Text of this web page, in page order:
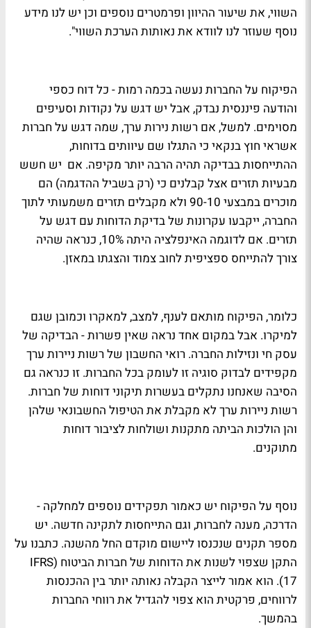
השווי, את שיעור ההיוון ופרמטרים נוספים וכן יש לנו מידע
נוסף שעוזר לנו לוודא את נאותות הערכת השווי".
הפיקוח על החברות נעשה בכמה רמות - כל דוח כספי
והודעה פיננסית נבדק, אבל יש דגש על נקודות וסעיפים
מסוימים. למשל, אם רשות נירות ערך, שמה דגש על חברות
אשראי חוץ בנקאי כי התגלו שם עיוותים בדוחות,
ההתייחסות בבדיקה תהיה הרבה יותר מקיפה. אם יש חשש
מבעיות תזרים אצל קבלנים כי (רק בשביל ההדגמה) הם
מוכרים במבצעי 90-10 ולא מקבלים תזרים משמעותי לתוך
החברה, ייקבעו עקרונות של בדיקת הדוחות עם דגש על
תזרים. אם לדוגמה האינפלציה היתה 10%, כנראה שהיה
צורך להתייחס ספציפית לחוב צמוד והצגתו במאזן.
כלומר, הפיקוח מותאם לענף, למצב, למאקרו וכמובן שגם
למיקרו. אבל במקום אחד נראה שאין פשרות - הבדיקה של
עסק חי ונזילות החברה. רואי החשבון של רשות ניירות ערך
מקפידים לבדוק סוגיה זו לעומק בכל החברות. זו כנראה גם
הסיבה שאנחנו נתקלים בעשרות תיקוני דוחות של חברות.
רשות ניירות ערך לא מקבלת את הטיפול החשבונאי שלהן
והן הולכות הביתה מתקנות ושולחות לציבור דוחות
מתוקנים.
נוסף על הפיקוח יש כאמור תפקידים נוספים למחלקה -
הדרכה, מענה לחברות, וגם התייחסות לתקינה חדשה. יש
מספר תקנים שנכנסו ליישום מוקדם החל מהשנה. כתבנו על
התקן שצפוי לשנות את הדוחות של חברות הביטוח (IFRS
17). הוא אמור לייצר הקבלה נאותה יותר בין ההכנסות
לרווחים, פרקטית הוא צפוי להגדיל את רווחי החברות
בהמשך.